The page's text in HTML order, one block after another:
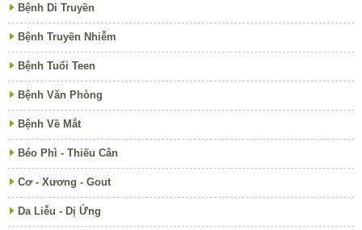
Bệnh Di Truyền
Bệnh Truyền Nhiễm
Bệnh Tuổi Teen
Bệnh Văn Phòng
Bệnh Về Mắt
Béo Phì - Thiếu Cân
Cơ - Xương - Gout
Da Liễu - Dị Ứng